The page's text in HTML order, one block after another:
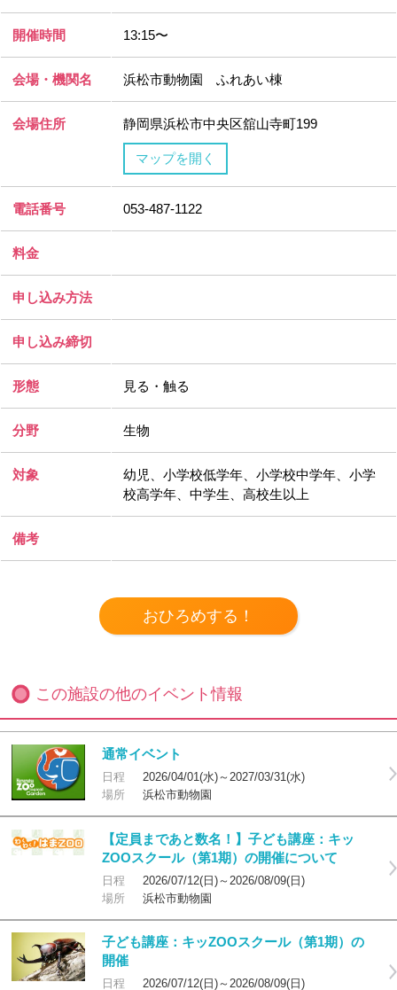
開催時間 13:15〜
会場・機関名 浜松市動物園 ふれあい棟
会場住所 静岡県浜松市中央区舘山寺町199
マップを開く
電話番号 053-487-1122
料金
申し込み方法
申し込み締切
形態 見る・触る
分野 生物
対象
幼児、小学校低学年、小学校中学年、小学
校高学年、中学生、高校生以上
備考
この施設の他のイベント情報
通常イベント
日程
2026/04/01(水)～2027/03/31(水)
場所
浜松市動物園
【定員まであと数名！】子ども講座：キッ
ZOOスクール（第1期）の開催について
日程
2026/07/12(日)～2026/08/09(日)
場所
浜松市動物園
子ども講座：キッZOOスクール（第1期）の
開催
日程
2026/07/12(日)～2026/08/09(日)